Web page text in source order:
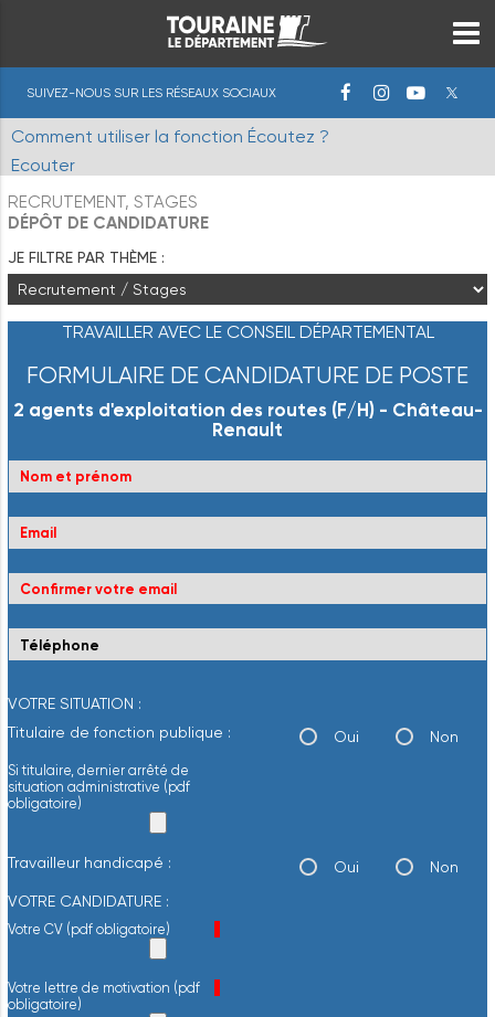
SUIVEZ-NOUS SUR LES RÉSEAUX SOCIAUX
Comment utiliser la fonction Écoutez ?
Ecouter
RECRUTEMENT, STAGES
DÉPÔT DE CANDIDATURE
JE FILTRE PAR THÈME :
TRAVAILLER AVEC LE CONSEIL DÉPARTEMENTAL
FORMULAIRE DE CANDIDATURE DE POSTE
2 agents d'exploitation des routes (F/H) - Château-
Renault
VOTRE SITUATION :
Titulaire de fonction publique :
Oui Non
Si titulaire, dernier arrêté de
situation administrative (pdf
obligatoire)
Travailleur handicapé : Oui
Non
VOTRE CANDIDATURE :
Champ obligatoire
Votre CV (pdf obligatoire)
Champ obligatoire
Votre lettre de motivation (pdf
obligatoire)